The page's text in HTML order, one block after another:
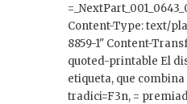
Content-Type: text/
8859-1" Content-
quoted-printable El
etiqueta, que
tradici=F3n, =